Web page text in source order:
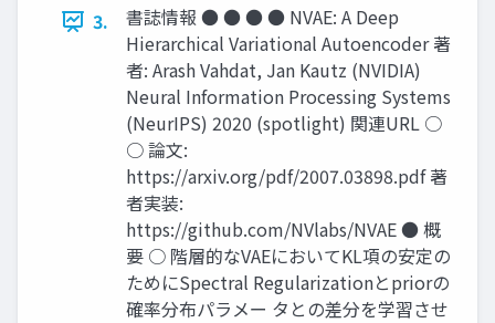
3.
書誌情報 ● ● ● ● NVAE: A Deep
Hierarchical Variational Autoencoder 著
者: Arash Vahdat, Jan Kautz (NVIDIA)
Neural Information Processing Systems
(NeurIPS) 2020 (spotlight) 関連URL ○
○ 論文:
https://arxiv.org/pdf/2007.03898.pdf 著
者実装:
https://github.com/NVlabs/NVAE ● 概
要 ○ 階層的なVAEにおいてKL項の安定の
ためにSpectral Regularizationとpriorの
確率分布パラメー タとの差分を学習させ